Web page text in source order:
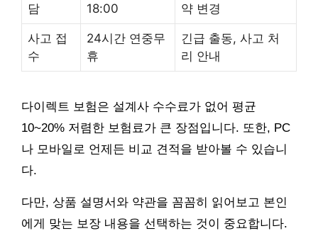
담
18:00
약 변경
사고 접
수
24시간 연중무
휴
긴급 출동, 사고 처
리 안내
다이렉트 보험은 설계사 수수료가 없어 평균
10~20% 저렴한 보험료가 큰 장점입니다. 또한, PC
나 모바일로 언제든 비교 견적을 받아볼 수 있습니
다.
다만, 상품 설명서와 약관을 꼼꼼히 읽어보고 본인
에게 맞는 보장 내용을 선택하는 것이 중요합니다.